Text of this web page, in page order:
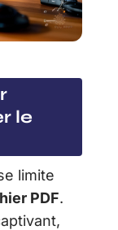
le
limite
PDF.